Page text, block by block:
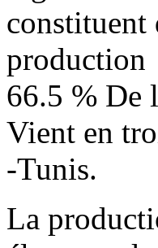
constituent
66.5 % De
Vient en
-Tunis.
La